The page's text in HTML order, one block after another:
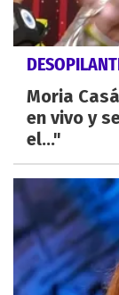
Moria
en vivo y
el..."